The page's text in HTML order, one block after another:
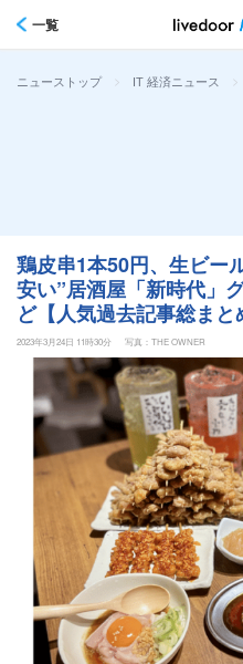
一覧
ニューストップ > IT 経済ニュース >
鶏皮串1本50円、生ビー
安い”居酒屋「新時代」
ど【人気過去記事総まと
2023年3月24日 11時30分 写真：THE OWNER